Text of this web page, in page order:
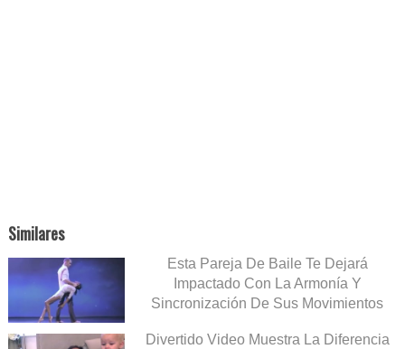
Similares
Esta Pareja De Baile Te Dejará
Impactado Con La Armonía Y
Sincronización De Sus Movimientos
Divertido Video Muestra La Diferencia